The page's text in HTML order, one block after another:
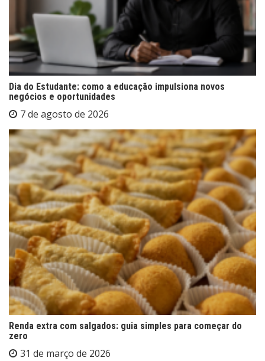
Dia do Estudante: como a educação impulsiona novos
negócios e oportunidades
7 de agosto de 2026
Renda extra com salgados: guia simples para começar do
zero
31 de março de 2026